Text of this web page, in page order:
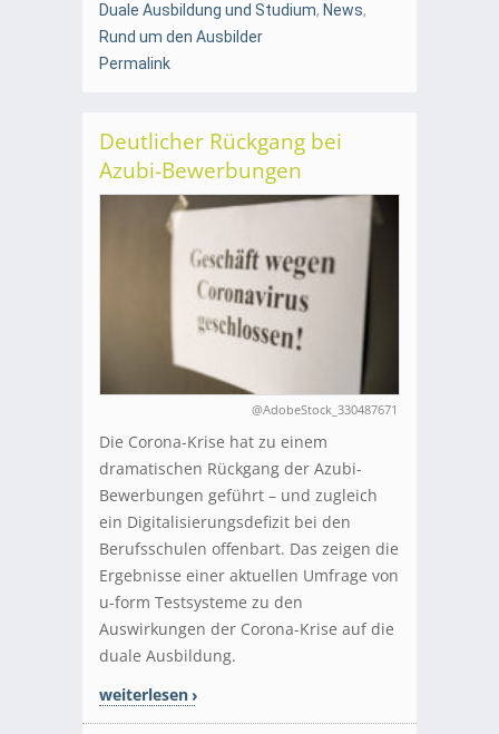
Duale Ausbildung und Studium, News,
Rund um den Ausbilder
Permalink
Deutlicher Rückgang bei
Azubi-Bewerbungen
@AdobeStock_330487671
Die Corona-Krise hat zu einem
dramatischen Rückgang der Azubi-
Bewerbungen geführt – und zugleich
ein Digitalisierungsdefizit bei den
Berufsschulen offenbart. Das zeigen die
Ergebnisse einer aktuellen Umfrage von
u-form Testsysteme zu den
Auswirkungen der Corona-Krise auf die
duale Ausbildung.
weiterlesen